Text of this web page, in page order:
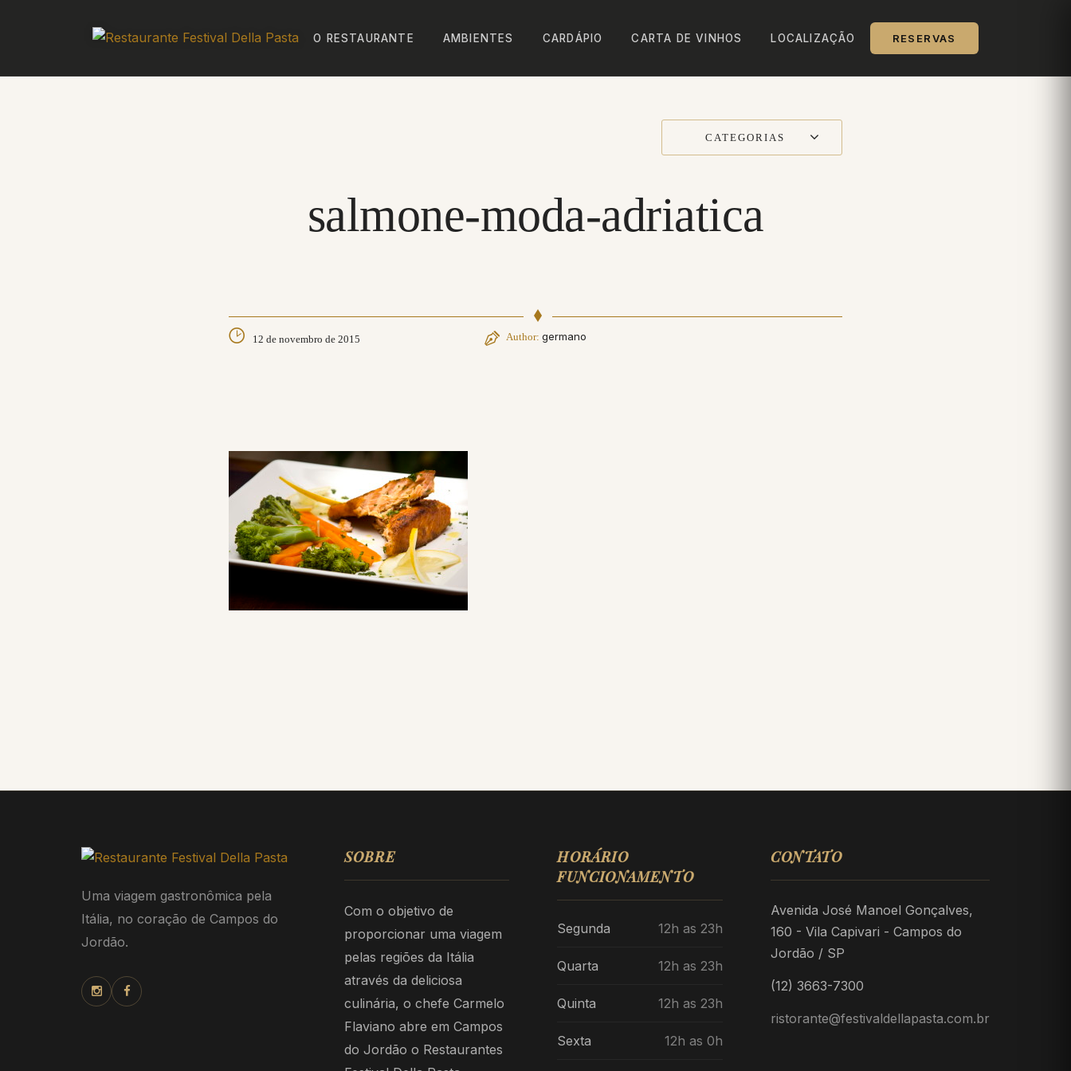
O RESTAURANTE AMBIENTES CARDÁPIO CARTA DE VINHOS LOCALIZAÇÃO RESERVAS
CATEGORIAS
salmone-moda-adriatica
12 de novembro de 2015 Author: germano
Uma viagem gastronômica pela
Itália, no coração de Campos do
Jordão.
SOBRE
Com o objetivo de
proporcionar uma viagem
pelas regiões da Itália
através da deliciosa
culinária, o chefe Carmelo
Flaviano abre em Campos
do Jordão o Restaurantes
HORÁRIO
FUNCIONAMENTO
Segunda 12h as 23h
Quarta 12h as 23h
Quinta 12h as 23h
Sexta 12h as 0h
CONTATO
Avenida José Manoel Gonçalves,
160 - Vila Capivari - Campos do
Jordão / SP
(12) 3663-7300
ristorante@festivaldellapasta.com.br